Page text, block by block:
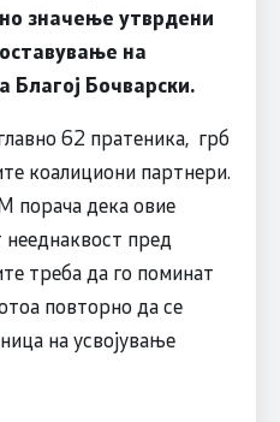
значење утврдени
на
Благој Бочварски.
62 пратеника, грб
коалициони партнери.
порача дека овие
нееднаквост пред
треба да го поминат
повторно да се
на усвојување